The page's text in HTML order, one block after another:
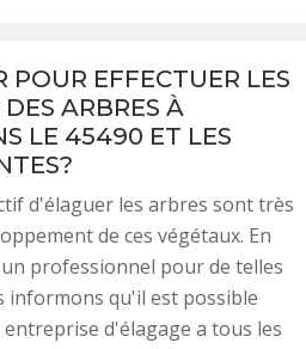
EFFECTUER LES
ARBRES À
LE 45490 ET LES
d'élaguer les arbres sont très
de ces végétaux. En
professionnel pour de telles
informons qu'il est possible
d'élagage a tous les